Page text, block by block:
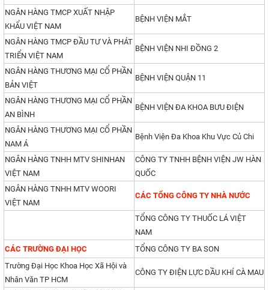
NGÂN HÀNG TMCP XUẤT NHẬP
KHẨU VIỆT NAM
BỆNH VIỆN MẮT
NGÂN HÀNG TMCP ĐẦU TƯ VÀ PHÁT
TRIỂN VIỆT NAM
BỆNH VIỆN NHI ĐỒNG 2
NGÂN HÀNG THƯƠNG MẠI CỔ PHẦN
BẢN VIỆT
BỆNH VIỆN QUẬN 11
NGÂN HÀNG THƯƠNG MẠI CỔ PHẦN
AN BÌNH
BỆNH VIỆN ĐA KHOA BƯU ĐIỆN
NGÂN HÀNG THƯƠNG MẠI CỔ PHẦN
NAM Á
Bệnh Viện Đa Khoa Khu Vực Củ Chi
NGÂN HÀNG TNHH MTV SHINHAN
VIỆT NAM
CÔNG TY TNHH BỆNH VIỆN JW HÀN
QUỐC
NGÂN HÀNG TNHH MTV WOORI
VIỆT NAM
CÁC TỔNG CÔNG TY NHÀ NƯỚC
TỔNG CÔNG TY THUỐC LÁ VIỆT
NAM
CÁC TRƯỜNG ĐẠI HỌC
TỔNG CÔNG TY BA SON
Trường Đại Học Khoa Học Xã Hội và
Nhân Văn TP HCM
CÔNG TY ĐIỆN LỰC DẦU KHÍ CÀ MAU